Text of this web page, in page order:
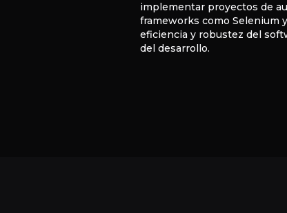
implementar proyectos de
frameworks como Selenium
eficiencia y robustez del
del desarrollo.